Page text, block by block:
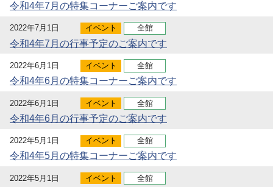
令和4年7月の特集コーナーご案内です
2022年7月1日 イベント 全館
令和4年7月の行事予定のご案内です
2022年6月1日 イベント 全館
令和4年6月の特集コーナーご案内です
2022年6月1日 イベント 全館
令和4年6月の行事予定のご案内です
2022年5月1日 イベント 全館
令和4年5月の特集コーナーご案内です
2022年5月1日 イベント 全館